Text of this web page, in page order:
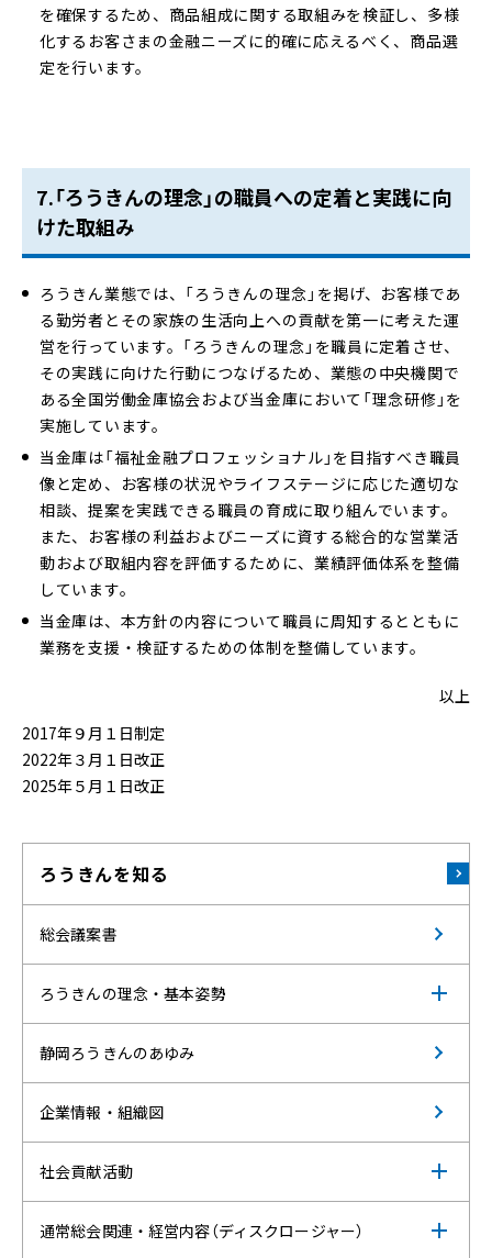
を確保するため、商品組成に関する取組みを検証し、多様
化するお客さまの金融ニーズに的確に応えるべく、商品選
定を行います。
7.「ろうきんの理念」の職員への定着と実践に向
けた取組み
ろうきん業態では、「ろうきんの理念」を掲げ、お客様であ
る勤労者とその家族の生活向上への貢献を第一に考えた運
営を行っています。「ろうきんの理念」を職員に定着させ、
その実践に向けた行動につなげるため、業態の中央機関で
ある全国労働金庫協会および当金庫において「理念研修」を
実施しています。
当金庫は「福祉金融プロフェッショナル」を目指すべき職員
像と定め、お客様の状況やライフステージに応じた適切な
相談、提案を実践できる職員の育成に取り組んでいます。
また、お客様の利益およびニーズに資する総合的な営業活
動および取組内容を評価するために、業績評価体系を整備
しています。
当金庫は、本方針の内容について職員に周知するとともに
業務を支援・検証するための体制を整備しています。
以上
2017年９月１日制定
2022年３月１日改正
2025年５月１日改正
ろうきんを知る
総会議案書
ろうきんの理念・基本姿勢
静岡ろうきんのあゆみ
企業情報・組織図
社会貢献活動
通常総会関連・経営内容（ディスクロージャー）